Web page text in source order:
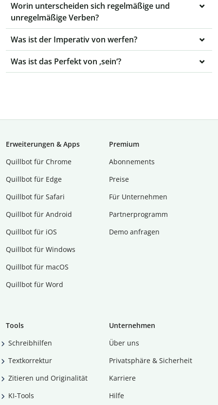
Worin unterscheiden sich regelmäßige und
unregelmäßige Verben?
Was ist der Imperativ von werfen?
Was ist das Perfekt von ‚sein‘?
Erweiterungen & Apps
Quillbot für Chrome
Quillbot für Edge
Quillbot für Safari
Quillbot für Android
Quillbot für iOS
Quillbot für Windows
Quillbot für macOS
Quillbot für Word
Premium
Abon­ne­ments
Preise
Für Unternehmen
Partnerprogramm
Demo anfragen
Tools
Schreibhilfen
Textkorrektur
Zitieren und Originalität
KI-Tools
Unternehmen
Über uns
Privatsphäre & Sicherheit
Karriere
Hilfe